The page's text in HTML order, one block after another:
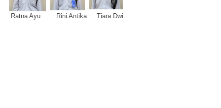
Ratna Ayu Rini Antika Tiara Dwi